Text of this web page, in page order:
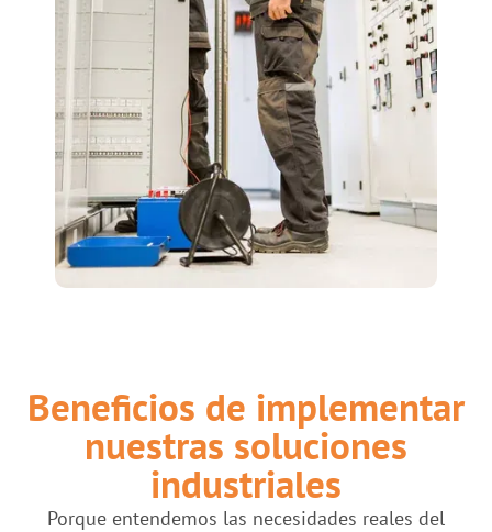
Beneficios de implementar
nuestras soluciones
industriales
Porque entendemos las necesidades reales del